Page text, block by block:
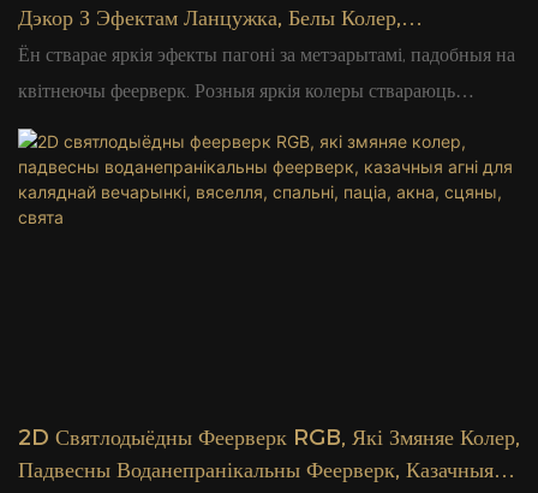
Дэкор З Эфектам Ланцужка, Белы Колер,
Святлодыёдны Метэорны Свяцільня Ў Форме
Метэора | Гламур
Ён стварае яркія эфекты пагоні за метэарытамі, падобныя на
квітнеючы феерверк. Розныя яркія колеры ствараюць
цудоўныя віды. Воданепранікальны і трывалы корпус з
пакрыццём IP65, падыходзіць для вулічных святочных і
садовых упрыгожванняў.
2D Святлодыёдны Феерверк RGB, Які Змяняе Колер,
Падвесны Воданепранікальны Феерверк, Казачныя